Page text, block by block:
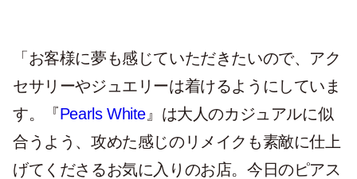
「お客様に夢も感じていただきたいので、アク
セサリーやジュエリーは着けるようにしていま
す。『Pearls White 』は大人のカジュアルに似
合うよう、攻めた感じのリメイクも素敵に仕上
げてくださるお気に入りのお店。今日のピアス